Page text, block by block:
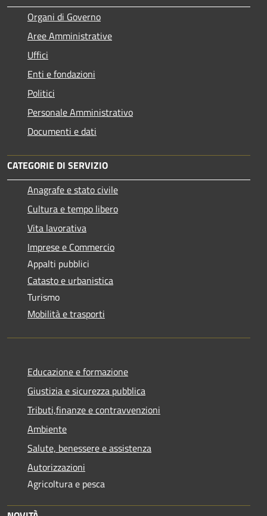
Organi di Governo
Aree Amministrative
Uffici
Enti e fondazioni
Politici
Personale Amministrativo
Documenti e dati
CATEGORIE DI SERVIZIO
Anagrafe e stato civile
Cultura e tempo libero
Vita lavorativa
Imprese e Commercio
Appalti pubblici
Catasto e urbanistica
Turismo
Mobilità e trasporti
Educazione e formazione
Giustizia e sicurezza pubblica
Tributi,finanze e contravvenzioni
Ambiente
Salute, benessere e assistenza
Autorizzazioni
Agricoltura e pesca